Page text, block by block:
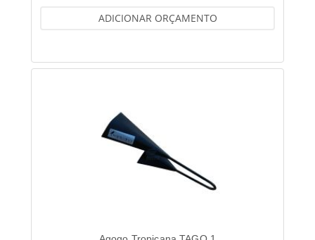
ADICIONAR ORÇAMENTO